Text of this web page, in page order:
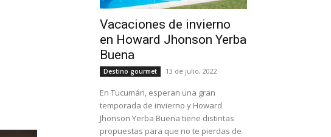
Vacaciones de invierno
en Howard Jhonson Yerba
Buena
Destino gourmet 13 de julio, 2022
En Tucumán, esperan una gran
temporada de invierno y Howard
Jhonson Yerba Buena tiene distintas
propuestas para que no te pierdas de